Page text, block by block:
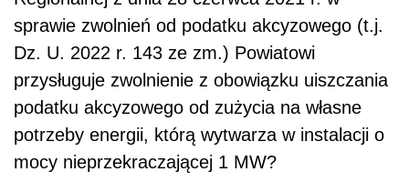
sprawie zwolnień od podatku akcyzowego (t.j.
Dz. U. 2022 r. 143 ze zm.) Powiatowi
przysługuje zwolnienie z obowiązku uiszczania
podatku akcyzowego od zużycia na własne
potrzeby energii, którą wytwarza w instalacji o
mocy nieprzekraczającej 1 MW?